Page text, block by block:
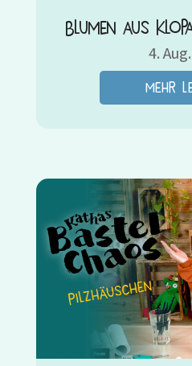
Blumen aus
4.
mehr